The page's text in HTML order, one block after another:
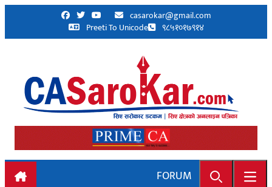
Skip to content
casarokar@gmail.com
Preeti To Unicode
९८५१०१७९१४
FORUM Search